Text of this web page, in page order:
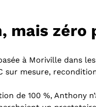
mais zéro
à Moriville dans
sur mesure,
de 100 %, Anthony